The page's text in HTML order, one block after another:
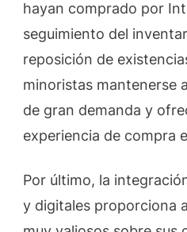
hayan comprado por
seguimiento del
reposición de
minoristas mantenerse
de gran demanda y
experiencia de compra
Por último, la
y digitales proporciona